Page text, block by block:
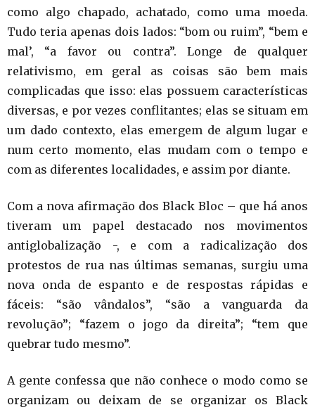
como algo chapado, achatado, como uma moeda.
Tudo teria apenas dois lados: “bom ou ruim”, “bem e
mal’, “a favor ou contra”. Longe de qualquer
relativismo, em geral as coisas são bem mais
complicadas que isso: elas possuem características
diversas, e por vezes conflitantes; elas se situam em
um dado contexto, elas emergem de algum lugar e
num certo momento, elas mudam com o tempo e
com as diferentes localidades, e assim por diante.
Com a nova afirmação dos Black Bloc – que há anos
tiveram um papel destacado nos movimentos
antiglobalização -, e com a radicalização dos
protestos de rua nas últimas semanas, surgiu uma
nova onda de espanto e de respostas rápidas e
fáceis: “são vândalos”, “são a vanguarda da
revolução”; “fazem o jogo da direita”; “tem que
quebrar tudo mesmo”.
A gente confessa que não conhece o modo como se
organizam ou deixam de se organizar os Black